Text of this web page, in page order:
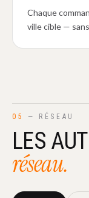
Chaque
ville cible —
05 — RÉSEAU
LES
réseau.